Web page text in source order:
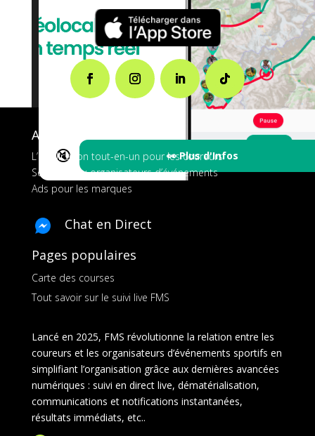
🔇 👀 Plus d'Infos
A propos de FMS
L’application tout-en-un pour les coureurs
Services aux organisateurs d’événements
Ads pour les marques
Chat en Direct
Pages populaires
Carte des courses
Tout savoir sur le suivi live FMS
Lancé en 2025, FMS révolutionne la relation entre les
coureurs et les organisateurs d’événements sportifs en
simplifiant l’organisation grâce aux dernières avancées
numériques : suivi en direct live, dématérialisation,
communications et notifications instantanées,
résultats immédiats, etc..